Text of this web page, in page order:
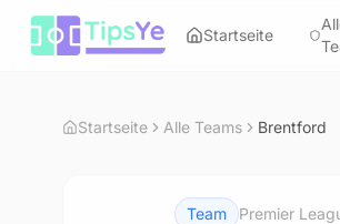
Zum Inhalt springen
Startseite
Startseite Alle Teams Brentford
Team Premier